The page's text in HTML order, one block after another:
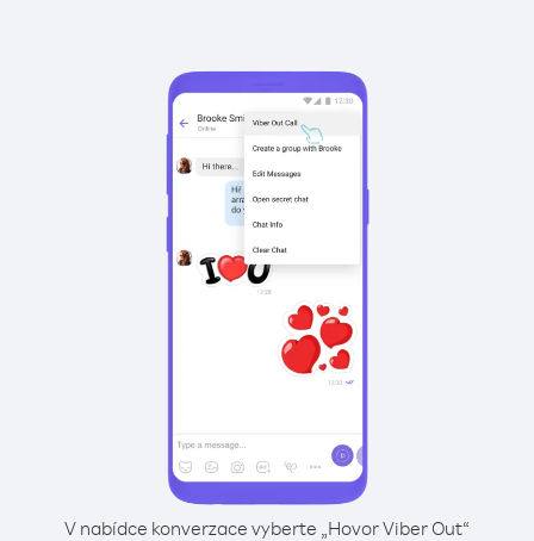
V nabídce konverzace vyberte „Hovor Viber Out“